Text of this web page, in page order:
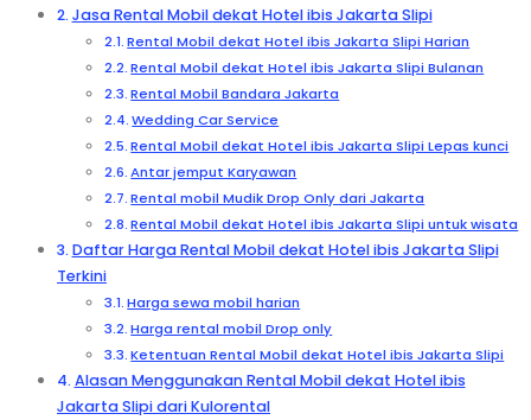
Jasa Rental Mobil dekat Hotel ibis Jakarta Slipi
Rental Mobil dekat Hotel ibis Jakarta Slipi Harian
Rental Mobil dekat Hotel ibis Jakarta Slipi Bulanan
Rental Mobil Bandara Jakarta
Wedding Car Service
Rental Mobil dekat Hotel ibis Jakarta Slipi Lepas kunci
Antar jemput Karyawan
Rental mobil Mudik Drop Only dari Jakarta
Rental Mobil dekat Hotel ibis Jakarta Slipi untuk wisata
Daftar Harga Rental Mobil dekat Hotel ibis Jakarta Slipi
Terkini
Harga sewa mobil harian
Harga rental mobil Drop only
Ketentuan Rental Mobil dekat Hotel ibis Jakarta Slipi
Alasan Menggunakan Rental Mobil dekat Hotel ibis
Jakarta Slipi dari Kulorental